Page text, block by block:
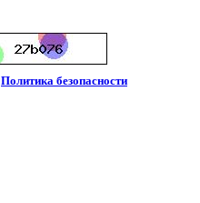
Политика безопасности